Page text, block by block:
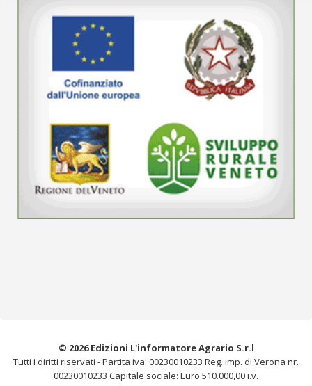
© 2026 Edizioni L'informatore Agrario S.r.l
Tutti i diritti riservati -Partita iva: 00230010233 Reg. imp. di Verona nr.
00230010233 Capitale sociale: Euro 510.000,00 i.v.